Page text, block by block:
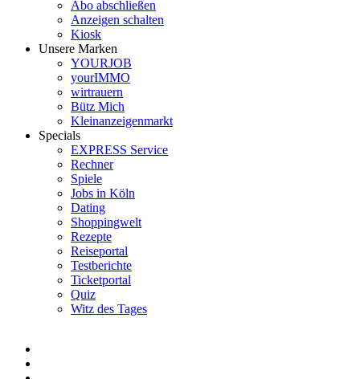
Abo abschließen
Anzeigen schalten
Kiosk
Unsere Marken
YOURJOB
yourIMMO
wirtrauern
Bütz Mich
Kleinanzeigenmarkt
Specials
EXPRESS Service
Rechner
Spiele
Jobs in Köln
Dating
Shoppingwelt
Rezepte
Reiseportal
Testberichte
Ticketportal
Quiz
Witz des Tages